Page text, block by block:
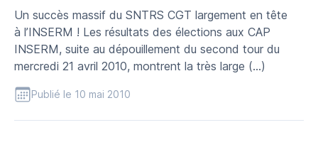
Un succès massif du SNTRS CGT largement en tête
à l’INSERM ! Les résultats des élections aux CAP
INSERM, suite au dépouillement du second tour du
mercredi 21 avril 2010, montrent la très large (…)
Publié le 10 mai 2010